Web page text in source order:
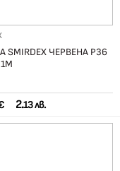
SMIRDEX ЧЕРВЕНА Р36
2.13 лв.